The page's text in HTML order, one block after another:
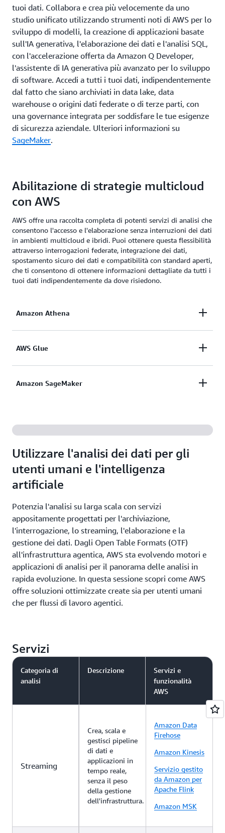
tuoi dati. Collabora e crea più velocemente da uno
studio unificato utilizzando strumenti noti di AWS per lo
sviluppo di modelli, la creazione di applicazioni basate
sull'IA generativa, l'elaborazione dei dati e l'analisi SQL,
con l'accelerazione offerta da Amazon Q Developer,
l'assistente di IA generativa più avanzato per lo sviluppo
di software. Accedi a tutti i tuoi dati, indipendentemente
dal fatto che siano archiviati in data lake, data
warehouse o origini dati federate o di terze parti, con
una governance integrata per soddisfare le tue esigenze
di sicurezza aziendale. Ulteriori informazioni su
SageMaker.
Abilitazione di strategie multicloud
con AWS
AWS offre una raccolta completa di potenti servizi di analisi che
consentono l'accesso e l'elaborazione senza interruzioni dei dati
in ambienti multicloud e ibridi. Puoi ottenere questa flessibilità
attraverso interrogazioni federate, integrazione dei dati,
spostamento sicuro dei dati e compatibilità con standard aperti,
che ti consentono di ottenere informazioni dettagliate da tutti i
tuoi dati indipendentemente da dove risiedono.
Amazon Athena
Amazon Athena
Lake Storage, Google Cloud Storage, Microsoft SQL
AWS Glue
AWS Gluesemplifica il rilevamento, la preparazione
applicazioni di terze parti come Salesforce, SAP,
Facebook Ads e Instagram Ads direttamente nei tuoi
lakehouse, data lake e data warehouse AWS. AWS
Glue offre anche l'interoperabilità dei dati attraverso
il supporto per standard aperti come Apache Hive,
Apache Parquet e Apache Iceberg.
Amazon SageMaker
warehouse su AWS, nonché a origini dati federate
come Google BigQuery e Snowflake. Questa
architettura lakehouse è completamente
compatibile con Apache Iceberg e ti offre la
flessibilità di accedere e interrogare i dati sul posto
utilizzando qualsiasi strumento e motore
compatibile con Iceberg.
Utilizzare l'analisi dei dati per gli
utenti umani e l'intelligenza
artificiale
Potenzia l'analisi su larga scala con servizi
appositamente progettati per l'archiviazione,
l'interrogazione, lo streaming, l'elaborazione e la
gestione dei dati. Dagli Open Table Formats (OTF)
all'infrastruttura agentica, AWS sta evolvendo motori e
applicazioni di analisi per il panorama delle analisi in
rapida evoluzione. In questa sessione scopri come AWS
offre soluzioni ottimizzate create sia per utenti umani
che per flussi di lavoro agentici.
Servizi
Categoria di
analisi
Descrizione
Servizi e
funzionalità
AWS
Streaming
Crea, scala e
gestisci pipeline
di dati e
applicazioni in
tempo reale,
senza il peso
della gestione
dell'infrastruttura.
Amazon Data
Firehose
Amazon Kinesis
Servizio gestito
da Amazon per
Apache Flink
Amazon MSK